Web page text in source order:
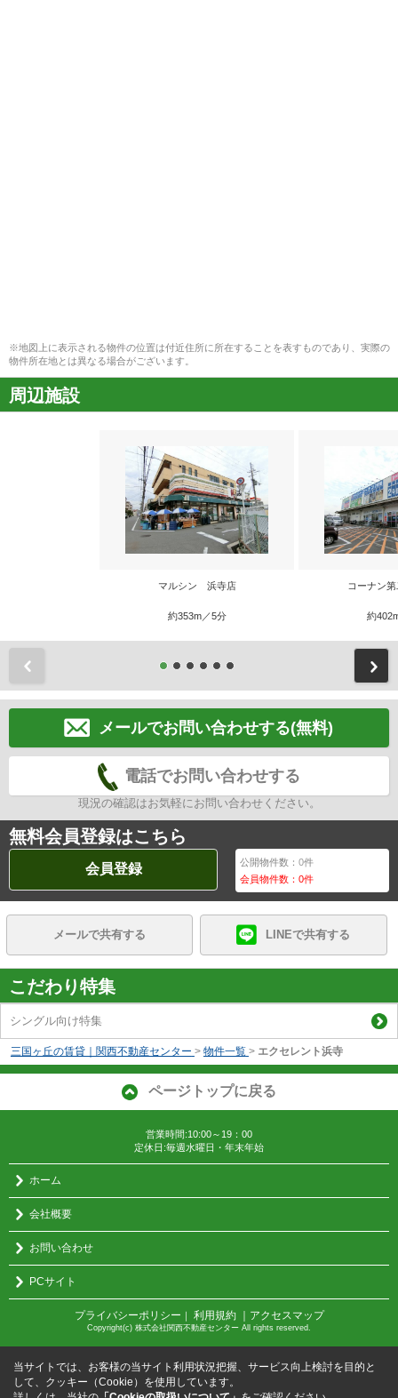
※地図上に表示される物件の位置は付近住所に所在することを表すものであり、実際の
物件所在地とは異なる場合がございます。
周辺施設
マルシン 浜寺店
約353m／5分
コーナン
約
メールでお問い合わせする(無料)
電話でお問い合わせする
現況の確認はお気軽にお問い合わせください。
無料会員登録はこちら
会員登録 公開物件数：0件
会員物件数：0件
メールで共有する LINEで共有する
こだわり特集
シングル向け特集
三国ヶ丘の賃貸｜関西不動産センター > 物件一覧 > エクセレント浜寺
ページトップに戻る
営業時間:10:00～19：00
定休日:毎週水曜日・年末年始
ホーム
会社概要
お問い合わせ
PCサイト
プライバシーポリシー 利用規約 ｜アクセスマップ
Copyright(c) 株式会社関西不動産センター All rights reserved.
当サイトでは、お客様の当サイト利用状況把握、サービス向上検討を目的と
して、クッキー（Cookie）を使用しています。